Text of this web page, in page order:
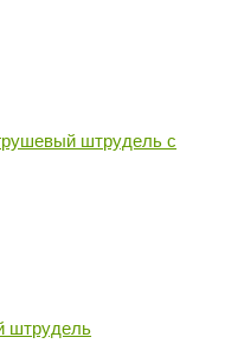
штрудель с
штрудель